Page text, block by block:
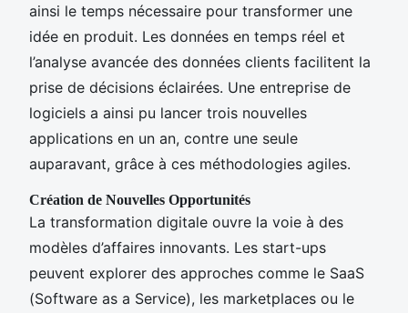
ainsi le temps nécessaire pour transformer une
idée en produit. Les données en temps réel et
l’analyse avancée des données clients facilitent la
prise de décisions éclairées. Une entreprise de
logiciels a ainsi pu lancer trois nouvelles
applications en un an, contre une seule
auparavant, grâce à ces méthodologies agiles.
Création de Nouvelles Opportunités
La transformation digitale ouvre la voie à des
modèles d’affaires innovants. Les start-ups
peuvent explorer des approches comme le SaaS
(Software as a Service), les marketplaces ou le